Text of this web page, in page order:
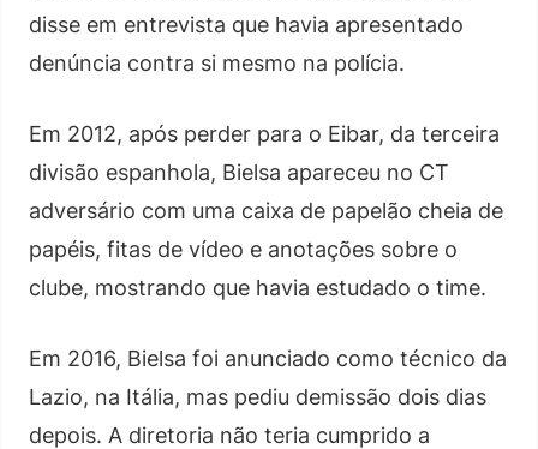
disse em entrevista que havia apresentado
denúncia contra si mesmo na polícia.
Em 2012, após perder para o Eibar, da terceira
divisão espanhola, Bielsa apareceu no CT
adversário com uma caixa de papelão cheia de
papéis, fitas de vídeo e anotações sobre o
clube, mostrando que havia estudado o time.
Em 2016, Bielsa foi anunciado como técnico da
Lazio, na Itália, mas pediu demissão dois dias
depois. A diretoria não teria cumprido a